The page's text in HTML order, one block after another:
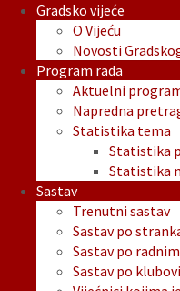
Gradsko vijeće
O Vijeću
Novosti
Program rada
Aktuelni
Napredna
Statistika tema
Statistika
Statistika
Sastav
Trenutni sastav
Sastav po
Sastav po
Sastav po